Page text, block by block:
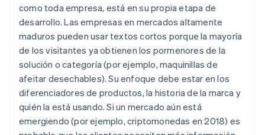
como toda empresa, está en su propia etapa de
desarrollo. Las empresas en mercados altamente
maduros pueden usar textos cortos porque la mayoría
de los visitantes ya obtienen los pormenores de la
solución o categoría (por ejemplo, maquinillas de
afeitar desechables). Su enfoque debe estar en los
diferenciadores de productos, la historia de la marca y
quién la está usando. Si un mercado aún está
emergiendo (por ejemplo, criptomonedas en 2018) es